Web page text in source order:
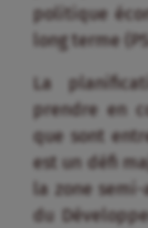
politique
long terme
La
prendre en
que sont
est un défi
la zone
du